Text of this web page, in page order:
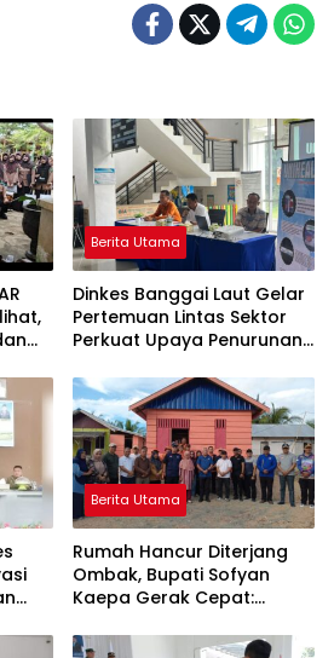
Berita Utama
Dinkes Banggai Laut Gelar
Pertemuan Lintas Sektor
Perkuat Upaya Penurunan
Berita Utama
Rumah Hancur Diterjang
Ombak, Bupati Sofyan
Kaepa Gerak Cepat:
Diserahkan!